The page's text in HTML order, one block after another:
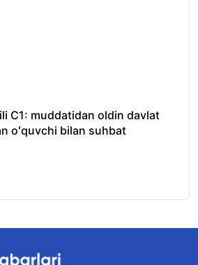
C1: muddatidan oldin davlat
oʻquvchi bilan suhbat